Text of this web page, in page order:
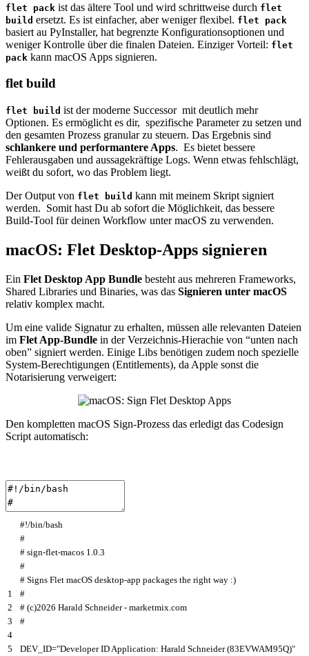
flet pack ist das ältere Tool und wird schrittweise durch flet
build ersetzt. Es ist einfacher, aber weniger flexibel. flet pack
basiert au PyInstaller, hat begrenzte Konfigurationsoptionen und
weniger Kontrolle über die finalen Dateien. Einziger Vorteil: flet
pack kann macOS Apps signieren.
flet build
flet build ist der moderne Successor mit deutlich mehr
Optionen. Es ermöglicht es dir, spezifische Parameter zu setzen und
den gesamten Prozess granular zu steuern. Das Ergebnis sind
schlankere und performantere Apps. Es bietet bessere
Fehlerausgaben und aussagekräftige Logs. Wenn etwas fehlschlägt,
weißt du sofort, wo das Problem liegt.
Der Output von flet build kann mit meinem Skript signiert
werden. Somit hast Du ab sofort die Möglichkeit, das bessere
Build-Tool für deinen Workflow unter macOS zu verwenden.
macOS: Flet Desktop-Apps signieren
Ein Flet Desktop App Bundle besteht aus mehreren Frameworks,
Shared Libraries und Binaries, was das Signieren unter macOS
relativ komplex macht.
Um eine valide Signatur zu erhalten, müssen alle relevanten Dateien
im Flet App-Bundle in der Verzeichnis-Hierachie von “unten nach
oben” signiert werden. Einige Libs benötigen zudem noch spezielle
System-Berechtigungen (Entitlements), da Apple sonst die
Notarisierung verweigert:
Den kompletten macOS Sign-Prozess das erledigt das Codesign
Script automatisch:
1
2
3
4
5
#!/bin/bash
#
# sign-flet-macos 1.0.3
#
# Signs Flet macOS desktop-app packages the right way :)
#
# (c)2026 Harald Schneider - marketmix.com
#
DEV_ID="Developer ID Application: Harald Schneider (83EVWAM95Q)"